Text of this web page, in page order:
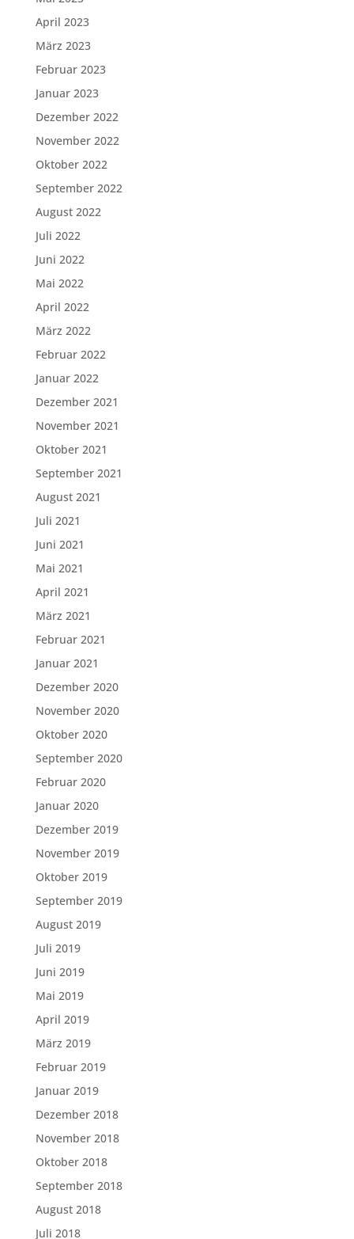
April 2023
März 2023
Februar 2023
Januar 2023
Dezember 2022
November 2022
Oktober 2022
September 2022
August 2022
Juli 2022
Juni 2022
Mai 2022
April 2022
März 2022
Februar 2022
Januar 2022
Dezember 2021
November 2021
Oktober 2021
September 2021
August 2021
Juli 2021
Juni 2021
Mai 2021
April 2021
März 2021
Februar 2021
Januar 2021
Dezember 2020
November 2020
Oktober 2020
September 2020
Februar 2020
Januar 2020
Dezember 2019
November 2019
Oktober 2019
September 2019
August 2019
Juli 2019
Juni 2019
Mai 2019
April 2019
März 2019
Februar 2019
Januar 2019
Dezember 2018
November 2018
Oktober 2018
September 2018
August 2018
Juli 2018